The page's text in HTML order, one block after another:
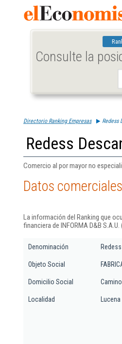
Consulte la
Directorio Ranking Empresas Redess
Redess
Comercio al por mayor no
Datos
La información del Ranking que
financiera de INFORMA D&B S.A.U.
Denominación
Objeto Social
Domicilio Social
Localidad Lucena